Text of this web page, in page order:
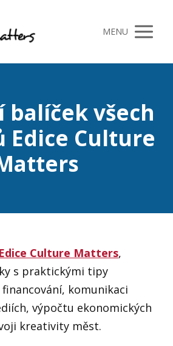
MENU
balíček všech
Edice Culture
Edice Culture Matters,
s praktickými tipy
komunikaci
výpočtu ekonomických
kreativity měst.